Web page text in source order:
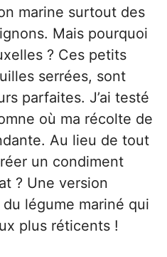
marine surtout des
Mais pourquoi
? Ces petits
serrées, sont
parfaites. J’ai testé
où ma récolte de
Au lieu de tout
un condiment
? Une version
légume mariné qui
plus réticents !